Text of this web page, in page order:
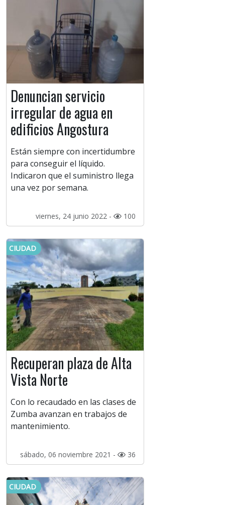
Denuncian servicio
irregular de agua en
edificios Angostura
Están siempre con incertidumbre
para conseguir el líquido.
Indicaron que el suministro llega
una vez por semana.
viernes, 24 junio 2022 - 100
CIUDAD
Recuperan plaza de Alta
Vista Norte
Con lo recaudado en las clases de
Zumba avanzan en trabajos de
mantenimiento.
sábado, 06 noviembre 2021 - 36
CIUDAD